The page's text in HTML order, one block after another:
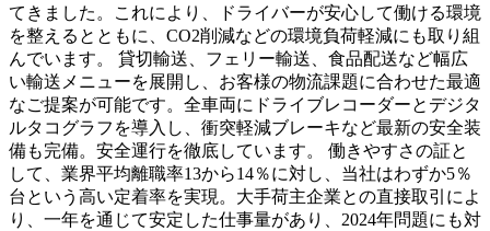
てきました。これにより、ドライバーが安心して働ける環境
を整えるとともに、CO2削減などの環境負荷軽減にも取り組
んでいます。 貸切輸送、フェリー輸送、食品配送など幅広
い輸送メニューを展開し、お客様の物流課題に合わせた最適
なご提案が可能です。全車両にドライブレコーダーとデジタ
ルタコグラフを導入し、衝突軽減ブレーキなど最新の安全装
備も完備。安全運行を徹底しています。 働きやすさの証と
して、業界平均離職率13から14％に対し、当社はわずか5％
台という高い定着率を実現。大手荷主企業との直接取引によ
り、一年を通じて安定した仕事量があり、2024年問題にも対